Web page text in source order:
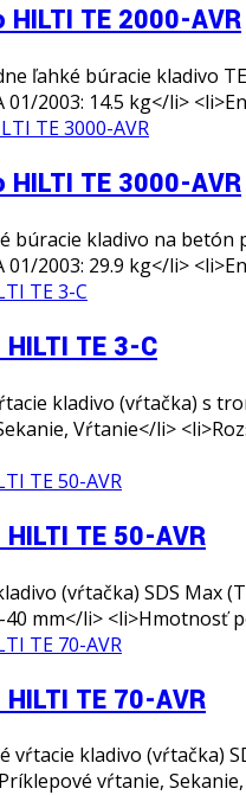
TE 2000-AVR
ľahké búracie kladivo
2003: 14.5 kg</li>
TE 3000-AVR
búracie kladivo na betón
2003: 29.9 kg</li>
TE 3-C
kladivo (vŕtačka) s
Vŕtanie</li>
TE 50-AVR
(vŕtačka) SDS Max
mm</li> <li>Hmotnosť
TE 70-AVR
vŕtacie kladivo (vŕtačka)
vŕtanie,